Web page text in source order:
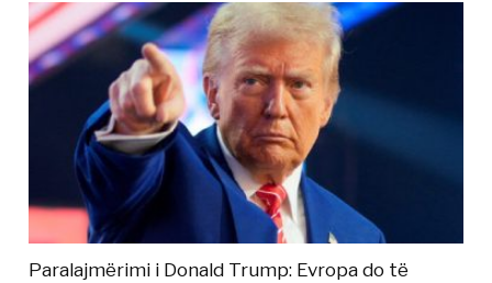
Paralajmërimi i Donald Trump: Evropa do të